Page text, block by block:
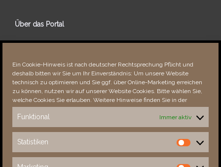
Ein Cookie-Hinweis ist nach deutscher Rechtsprechung Pflicht und
deshalb bitten wir Sie um Ihr Einverständnis: Um unsere Website
technisch zu optimieren und Sie ggf. über Online-Marketing erreichen
zu können, nutzen wir auf unserer Website Cookies. Bitte wählen Sie,
welche Cookies Sie erlauben. Weitere Hinweise finden Sie in der
Funktional Immer aktiv
Statistiken
Statistiken
Über das Portal
Über dieses Portal
Fehler bemerkt?
Besucher seit 08/​2021